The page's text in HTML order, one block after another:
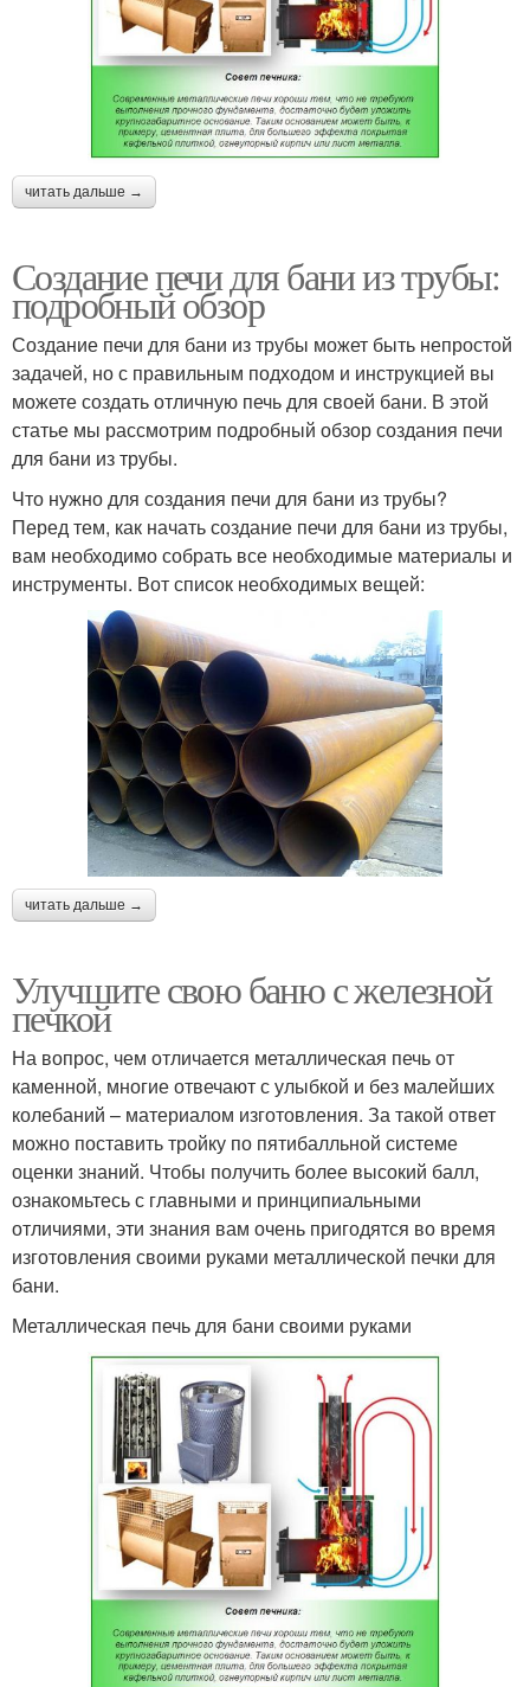
читать дальше →
Создание печи для бани из трубы:
подробный обзор
Создание печи для бани из трубы может быть непростой
задачей, но с правильным подходом и инструкцией вы
можете создать отличную печь для своей бани. В этой
статье мы рассмотрим подробный обзор создания печи
для бани из трубы.
Что нужно для создания печи для бани из трубы?
Перед тем, как начать создание печи для бани из трубы,
вам необходимо собрать все необходимые материалы и
инструменты. Вот список необходимых вещей:
читать дальше →
Улучшите свою баню с железной
печкой
На вопрос, чем отличается металлическая печь от
каменной, многие отвечают с улыбкой и без малейших
колебаний – материалом изготовления. За такой ответ
можно поставить тройку по пятибалльной системе
оценки знаний. Чтобы получить более высокий балл,
ознакомьтесь с главными и принципиальными
отличиями, эти знания вам очень пригодятся во время
изготовления своими руками металлической печки для
бани.
Металлическая печь для бани своими руками